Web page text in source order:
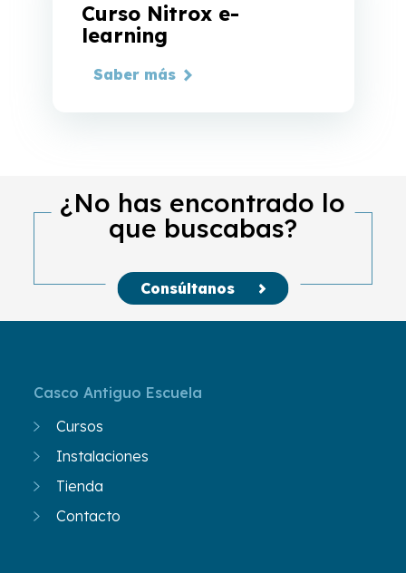
Curso Nitrox e-
learning
Saber más
¿No has encontrado lo
que buscabas?
Consúltanos
Casco Antiguo Escuela
Cursos
Instalaciones
Tienda
Contacto